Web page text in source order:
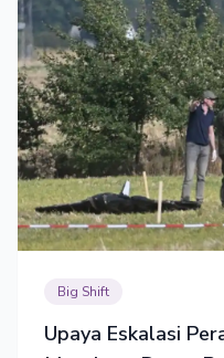
Big Shift
Upaya Eskalasi